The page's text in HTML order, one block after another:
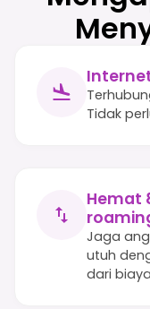
Tidak
Hemat
Jaga
utuh
dari